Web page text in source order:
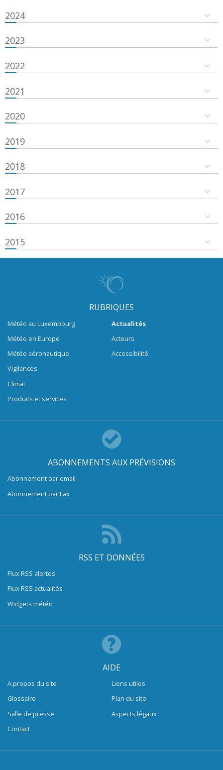
2024
2023
2022
2021
2020
2019
2018
2017
2016
2015
RUBRIQUES
Météo au Luxembourg
Météo en Europe
Météo aéronautique
Vigilances
Climat
Produits et services
Actualités
Acteurs
Accessibilité
ABONNEMENTS AUX PRÉVISIONS
Abonnement par email
Abonnement par Fax
RSS ET DONNÉES
Flux RSS alertes
Flux RSS actualités
Widgets météo
AIDE
A propos du site
Glossaire
Salle de presse
Contact
Liens utiles
Plan du site
Aspects légaux